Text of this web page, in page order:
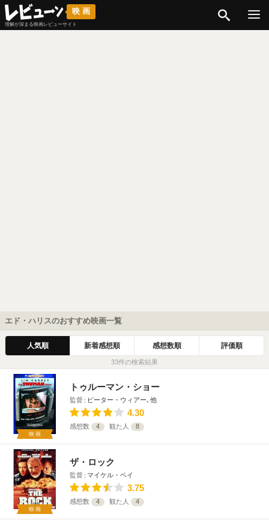
映画
理解が深まる映画レビューサイト
エド・ハリスのおすすめ映画一覧
人気順 新着感想順 感想数順 評価順
33件の検索結果
映画
トゥルーマン・ショー
監督 ピーター・ウィアー､他
4.30
感想数 4 観た人 8
映画
ザ・ロック
監督 マイケル・ベイ
3.75
感想数 4 観た人 4